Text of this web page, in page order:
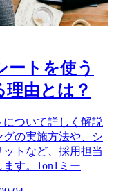
ートを使う
理由とは？
ついて詳しく解説
グの実施方法や、シ
トなど、採用担当
す。1on1ミー